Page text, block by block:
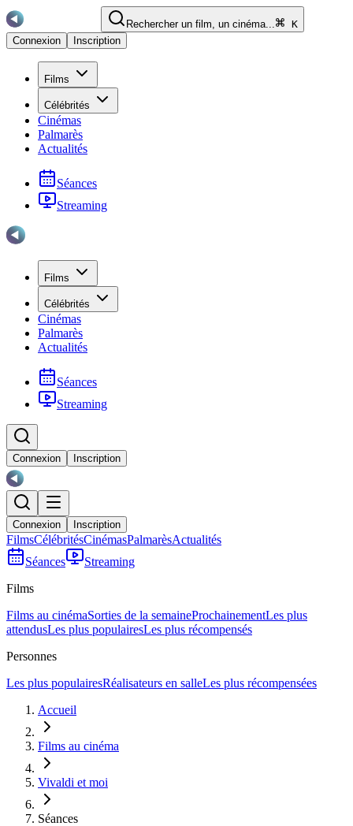
Rechercher un film, un cinéma...
K
Connexion
Inscription
Films
Célébrités
Cinémas
Palmarès
Actualités
Séances
Streaming
Films
Célébrités
Cinémas
Palmarès
Actualités
Séances
Streaming
Connexion Inscription
Connexion Inscription
FilmsCélébritésCinémasPalmarèsActualités
Séances
Streaming
Films
Films au cinémaSorties de la semaineProchainementLes plus
attendusLes plus populairesLes plus récompensés
Personnes
Les plus populairesRéalisateurs en salleLes plus récompensées
Accueil
Films au cinéma
Vivaldi et moi
Séances